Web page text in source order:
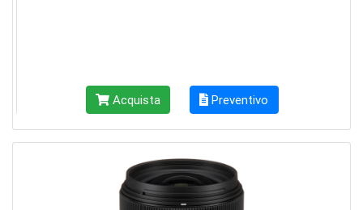
Acquista Preventivo